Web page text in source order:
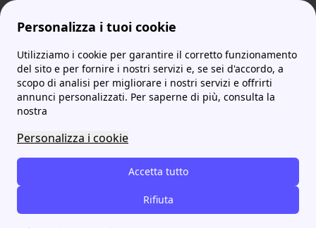
Personalizza i tuoi cookie
Utilizziamo i cookie per garantire il corretto funzionamento
del sito e per fornire i nostri servizi e, se sei d'accordo, a
scopo di analisi per migliorare i nostri servizi e offrirti
annunci personalizzati. Per saperne di più, consulta la
nostra
Personalizza i cookie
Accetta tutto
Rifiuta
ProntoBolletta MoreDuferco Duferco Numero Verde: la guida su Servizio Clienti e Orari
Duferco Numero Verde: la
guida su Servizio Clienti e
Orari